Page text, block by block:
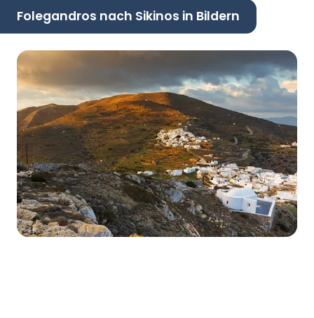
Folegandros nach Sikinos in Bildern